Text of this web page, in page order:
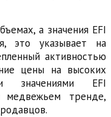
а значения EFI
это указывает на
активностью
цены на высоких
значениями EFI
медвежьем тренде,